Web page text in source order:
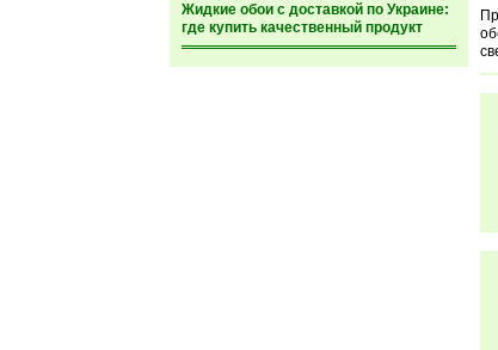
Жидкие обои с доставкой по Украине:
где купить качественный продукт